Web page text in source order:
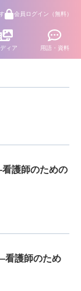
会員ログイン（無料）
ィア 用語・資料
護師のための
看護師のため